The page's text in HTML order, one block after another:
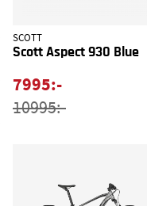
SCOTT
Scott Aspect 930 Blue
7995:-
10995:-